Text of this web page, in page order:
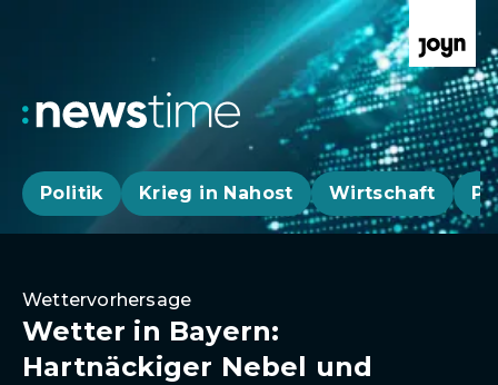
Politik Krieg in Nahost Wirtschaft
Wettervorhersage
Wetter in Bayern:
Hartnäckiger Nebel und